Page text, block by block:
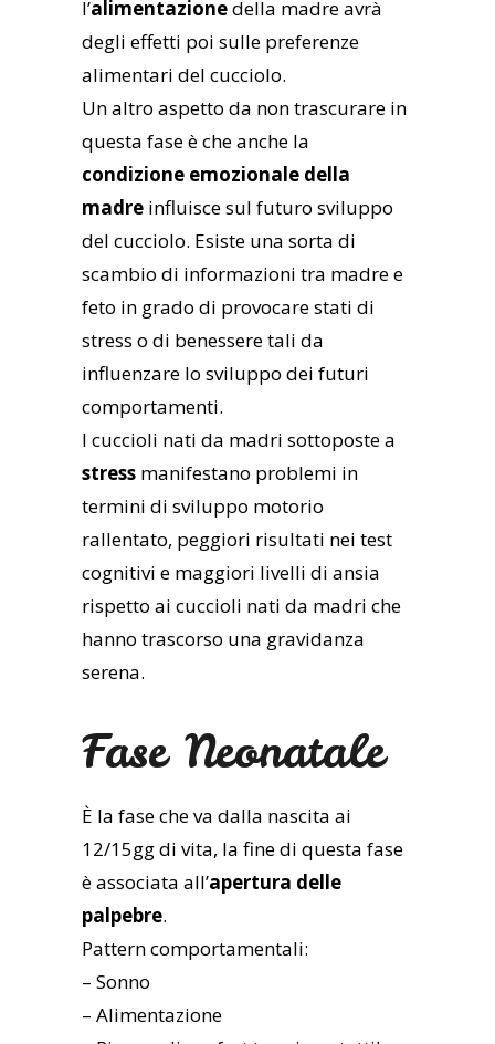
l’alimentazionedella madre avrà
degli effetti poi sulle preferenze
alimentari del cucciolo.
Un altro aspetto da non trascurare in
questa fase è che anche la
condizione emozionale della
madre influisce sul futuro sviluppo
del cucciolo. Esiste una sorta di
scambio di informazioni tra madre e
feto in grado di provocare stati di
stress o di benessere tali da
influenzare lo sviluppo dei futuri
comportamenti.
I cuccioli nati da madri sottoposte a
stress manifestano problemi in
termini di sviluppo motorio
rallentato, peggiori risultati nei test
cognitivi e maggiori livelli di ansia
rispetto ai cuccioli nati da madri che
hanno trascorso una gravidanza
serena.
Fase Neonatale
È la fase che va dalla nascita ai
12/15gg di vita, la fine di questa fase
è associata all’apertura delle
palpebre.
Pattern comportamentali:
– Sonno
– Alimentazione